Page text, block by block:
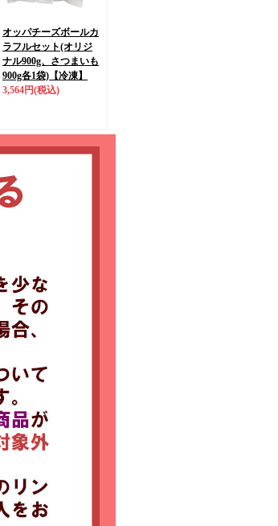
オッパチーズボールカ
ラフルセット(オリジ
ナル900g、さつまいも
900g各1袋) 【冷凍】
3,564円(税込)